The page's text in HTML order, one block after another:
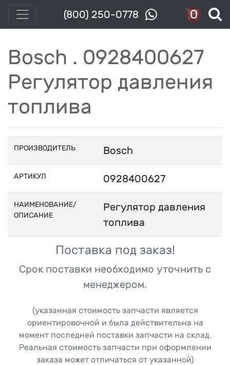
(800) 250-0778 0
Bosch . 0928400627
Регулятор давления
топлива
ПРОИЗВОДИТЕЛЬ Bosch
АРТИКУЛ 0928400627
НАИМЕНОВАНИЕ/
ОПИСАНИЕ
Регулятор давления
топлива
Поставка под заказ!
Срок поставки необходимо уточнить с
менеджером.
(указанная стоимость запчасти является
ориентировочной и была действительна на
момент последней поставки запчасти на склад.
Реальная стоимость запчасти при оформлении
заказа может отличаться от указанной)